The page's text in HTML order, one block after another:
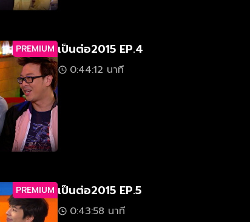
PREMIUM เป็นต่อ2015 EP.4
0:44:12 นาที
PREMIUM เป็นต่อ2015 EP.5
0:43:58 นาที